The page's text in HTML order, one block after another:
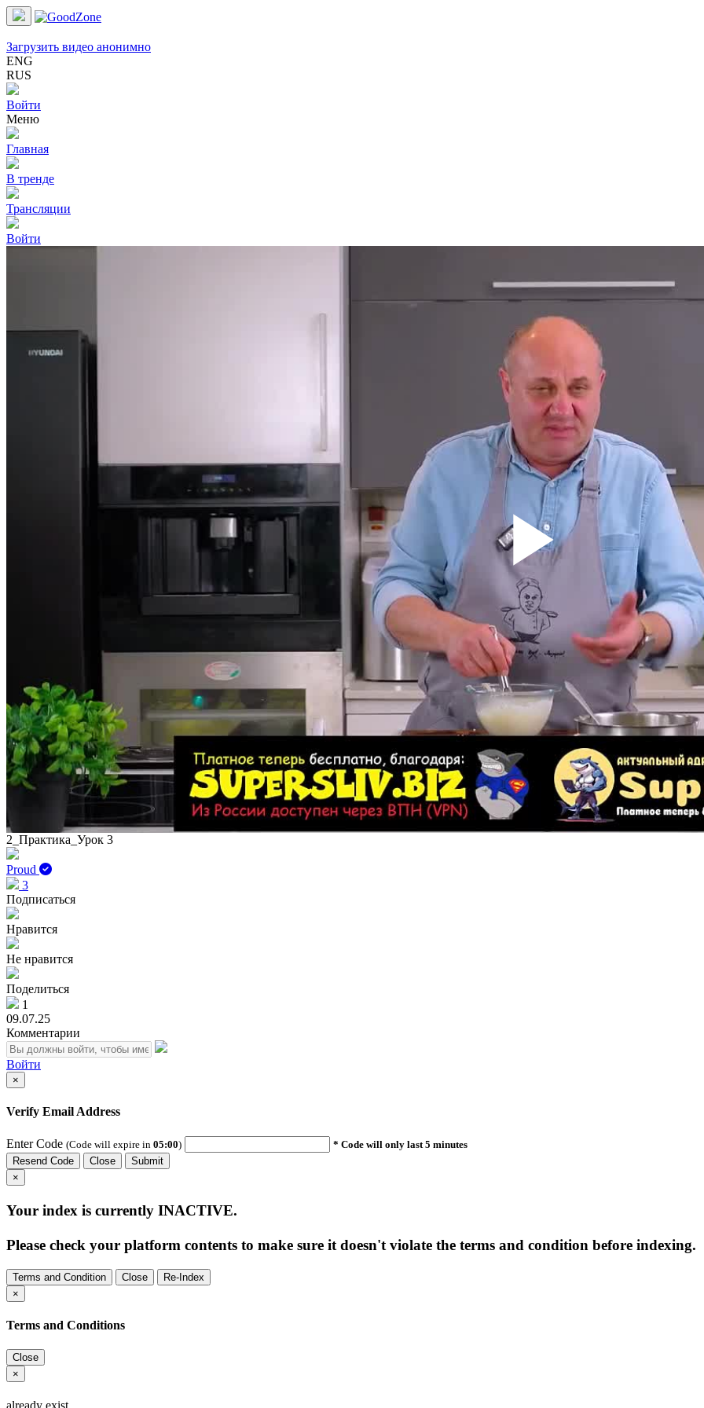
Загрузить видео анонимно
ENG
RUS
Войти
Меню
Главная
В тренде
Трансляции
Войти
Play
2_Практика_Урок 3
Proud
3
Подписаться
Нравится
Не нравится
Поделиться
1
09.07.25
Комментарии
Войти
×
Verify Email Address
Enter Code (Code will expire in 05:00)
* Code will only last 5 minutes
Resend Code
Close
Submit
×
Your index is currently INACTIVE.
Please check your platform contents to make sure it doesn't violate the terms and condition before indexing.
Terms and Condition Close
Re-Index
×
Terms and Conditions
Close
×